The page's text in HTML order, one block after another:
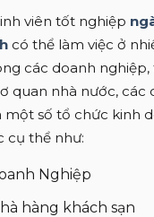
viên tốt nghiệp
có thể làm việc ở
các doanh nghiệp,
quan nhà nước, các
một số tổ chức kinh
cụ thể như:
Nghiệp
hàng khách sạn